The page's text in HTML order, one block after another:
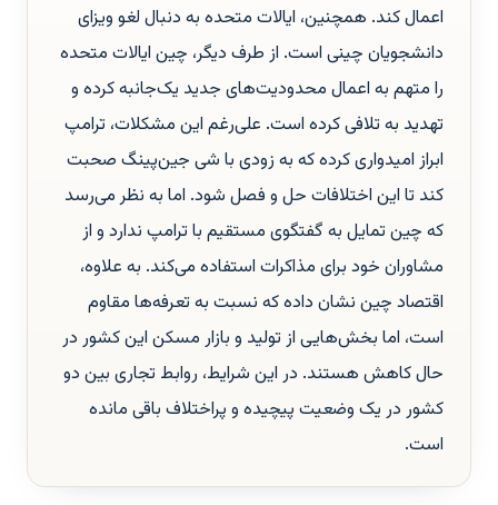
اعمال کند. همچنین، ایالات متحده به دنبال لغو ویزای
دانشجویان چینی است. از طرف دیگر، چین ایالات متحده
را متهم به اعمال محدودیت‌های جدید یک‌جانبه کرده و
تهدید به تلافی کرده است. علی‌رغم این مشکلات، ترامپ
ابراز امیدواری کرده که به زودی با شی جین‌پینگ صحبت
کند تا این اختلافات حل و فصل شود. اما به نظر می‌رسد
که چین تمایل به گفتگوی مستقیم با ترامپ ندارد و از
مشاوران خود برای مذاکرات استفاده می‌کند. به علاوه،
اقتصاد چین نشان داده که نسبت به تعرفه‌ها مقاوم
است، اما بخش‌هایی از تولید و بازار مسکن این کشور در
حال کاهش هستند. در این شرایط، روابط تجاری بین دو
کشور در یک وضعیت پیچیده و پراختلاف باقی مانده
است.